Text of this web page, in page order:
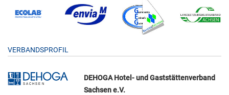
VERBANDSPROFIL
DEHOGA Hotel- und Gaststättenverband
Sachsen e.V.